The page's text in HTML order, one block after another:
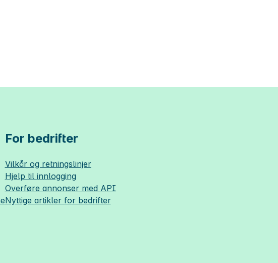
For bedrifter
Vilkår og retningslinjer
Hjelp til innlogging
Overføre annonser med API
Nyttige artikler for bedrifter